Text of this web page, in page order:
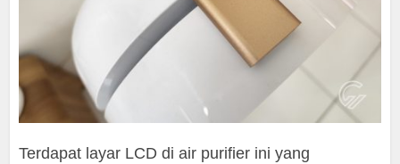
Terdapat layar LCD di air purifier ini yang